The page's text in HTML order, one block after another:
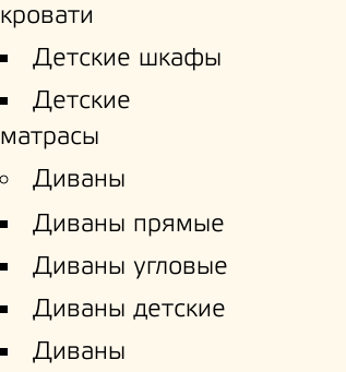
кровати
Детские шкафы
Детские
матрасы
Диваны
Диваны прямые
Диваны угловые
Диваны детские
Диваны